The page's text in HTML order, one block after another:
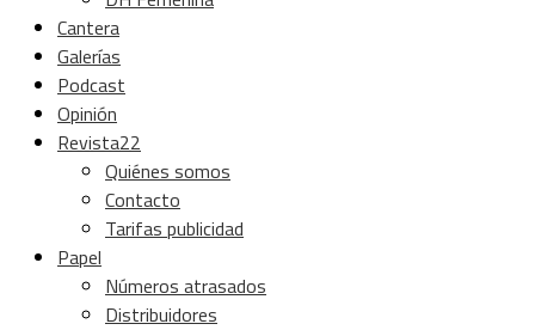
Cantera
Galerías
Podcast
Opinión
Revista22
Quiénes somos
Contacto
Tarifas publicidad
Papel
Números atrasados
Distribuidores